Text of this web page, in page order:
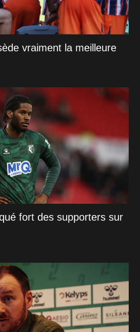
vraiment la meilleure
fort des supporters sur